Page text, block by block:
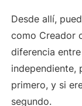
Desde allí,
como Creador
diferencia
independiente,
primero, y si
segundo.